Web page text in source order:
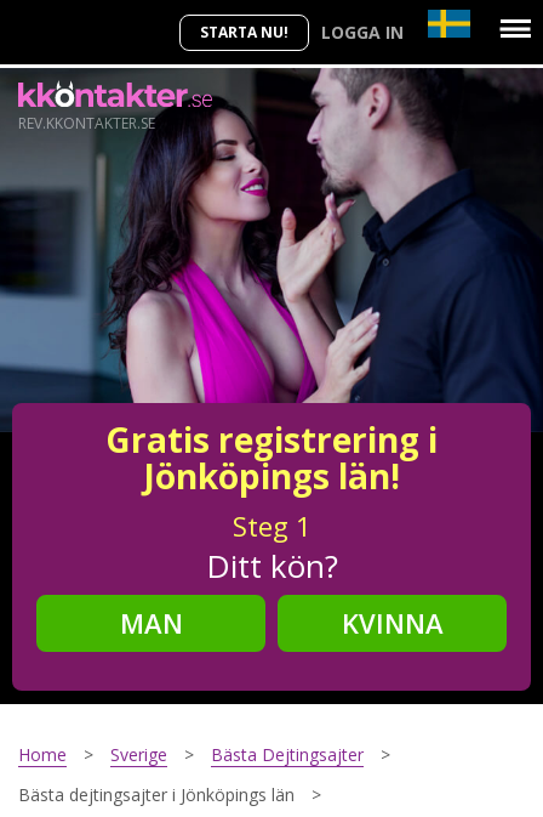
STARTA NU! LOGGA IN
REV.KKONTAKTER.SE
Gratis registrering i
Jönköpings län!
Steg 1
Ditt kön?
MAN
KVINNA
Steg2
Home Sverige
Bästa Dejtingsajter
Bästa dejtingsajter i Jönköpings län